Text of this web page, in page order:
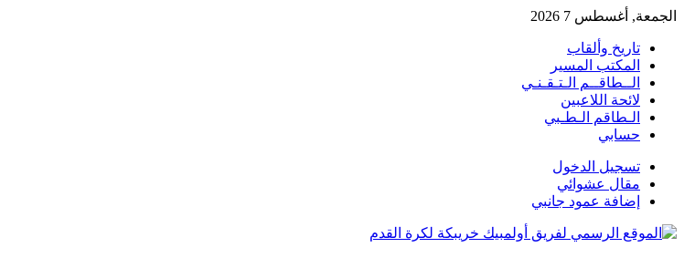
الجمعة, أغسطس 7 2026
تاريخ وألقاب
المكتب المسير
الــطاقــم الـتـقـنـي
لائحة اللاعبين
الـطاقم الـطـبي
حسابي
تسجيل الدخول
مقال عشوائي
إضافة عمود جانبي